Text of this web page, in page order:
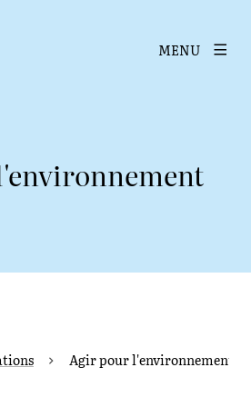
MENU
Agir pour l'environnement